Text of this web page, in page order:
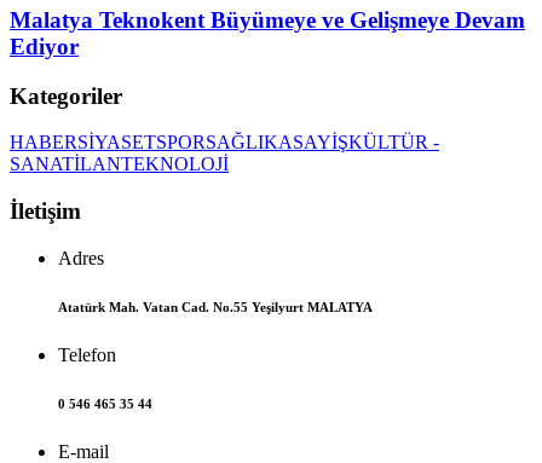
Malatya Teknokent Büyümeye ve Gelişmeye Devam
Ediyor
Kategoriler
HABERSİYASETSPORSAĞLIKASAYİŞKÜLTÜR -
SANATİLANTEKNOLOJİ
İletişim
Adres
Atatürk Mah. Vatan Cad. No.55 Yeşilyurt MALATYA
Telefon
0 546 465 35 44
E-mail